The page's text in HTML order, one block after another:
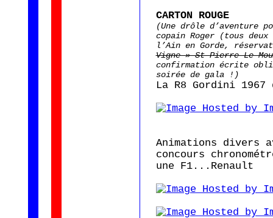
CARTON ROUGE
(Une drôle d’aventure
copain Roger (tous deux
l’Ain en Gorde,
Vigne » St Pierre Le
confirmation écrite
soirée de gala !)
La R8 Gordini 1967
Animations divers
concours
une F1...Renault